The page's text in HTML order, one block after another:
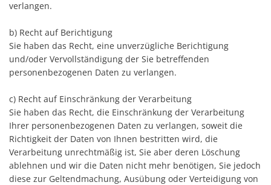
verlangen.
b) Recht auf Berichtigung
Sie haben das Recht, eine unverzügliche Berichtigung
und/oder Vervollständigung der Sie betreffenden
personenbezogenen Daten zu verlangen.
c) Recht auf Einschränkung der Verarbeitung
Sie haben das Recht, die Einschränkung der Verarbeitung
Ihrer personenbezogenen Daten zu verlangen, soweit die
Richtigkeit der Daten von Ihnen bestritten wird, die
Verarbeitung unrechtmäßig ist, Sie aber deren Löschung
ablehnen und wir die Daten nicht mehr benötigen, Sie jedoch
diese zur Geltendmachung, Ausübung oder Verteidigung von